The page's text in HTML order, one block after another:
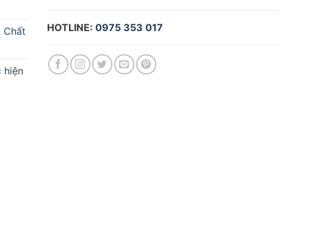
Chất
hiện
HOTLINE: 0975 353 017